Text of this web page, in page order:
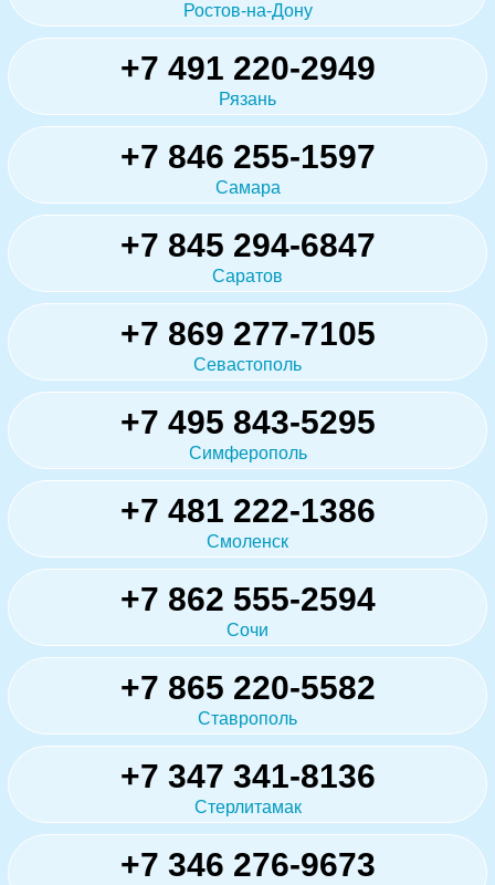
Ростов-на-Дону
+7 491 220-2949
Рязань
+7 846 255-1597
Самара
+7 845 294-6847
Саратов
+7 869 277-7105
Севастополь
+7 495 843-5295
Симферополь
+7 481 222-1386
Смоленск
+7 862 555-2594
Сочи
+7 865 220-5582
Ставрополь
+7 347 341-8136
Стерлитамак
+7 346 276-9673